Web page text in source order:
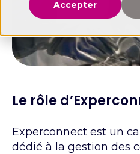
Accepter
Le rôle
Experconnect est un
dédié à la gestion des